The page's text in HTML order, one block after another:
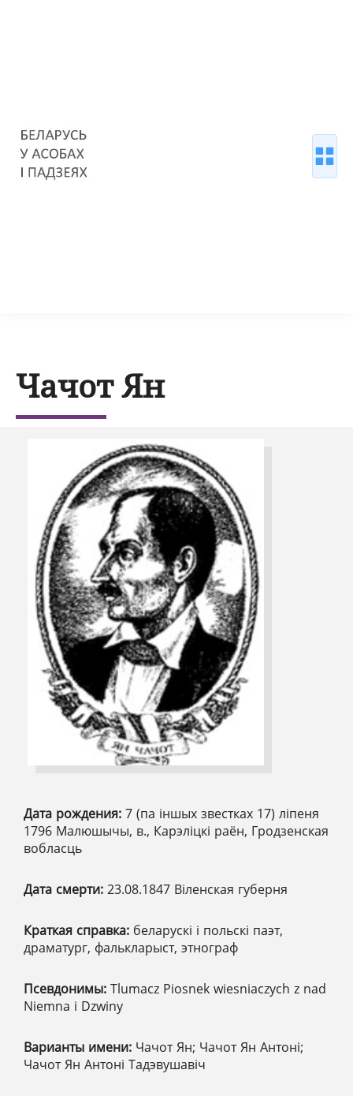
Чачот Ян
Дата рождения: 7 (па іншых звестках 17) ліпеня
1796 Малюшычы, в., Карэліцкі раён, Гродзенская
вобласць
Дата смерти: 23.08.1847 Віленская губерня
Краткая справка: беларускі і польскі паэт,
драматург, фалькларыст, этнограф
Псевдонимы: Tlumacz Pіosnek wіesnіaczych z nad
Nіemna і Dzwіny
Варианты имени: Чачот Ян; Чачот Ян Антоні;
Чачот Ян Антоні Тадэвушавіч